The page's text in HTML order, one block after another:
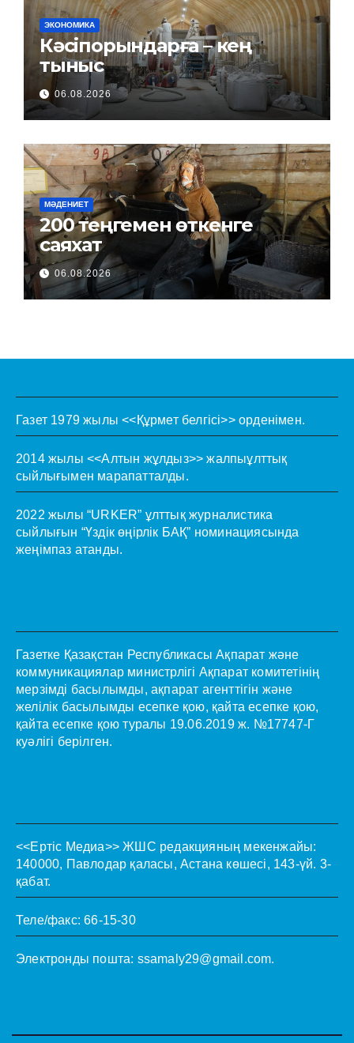
ЭКОНОМИКА
Кәсіпорындарға – кең
тыныс
06.08.2026
МӘДЕНИЕТ
200 теңгемен өткенге
саяхат
06.08.2026
Газет 1979 жылы <<Құрмет белгісі>> орденімен.
2014 жылы <<Алтын жұлдыз>> жалпыұлттық
сыйлығымен марапатталды.
2022 жылы “URKER” ұлттық журналистика
сыйлығын “Үздік өңірлік БАҚ” номинациясында
жеңімпаз атанды.
Газетке Қазақстан Республикасы Ақпарат және
коммуникациялар министрлігі Ақпарат комитетінің
мерзімді басылымды, ақпарат агенттігін және
желілік басылымды есепке қою, қайта есепке қою,
қайта есепке қою туралы 19.06.2019 ж. №17747-Г
куәлігі берілген.
<<Ертіс Медиа>> ЖШС редакцияның мекенжайы:
140000, Павлодар қаласы, Астана көшесі, 143-үй. 3-
қабат.
Теле/факс: 66-15-30
Электронды пошта: ssamaly29@gmail.com.